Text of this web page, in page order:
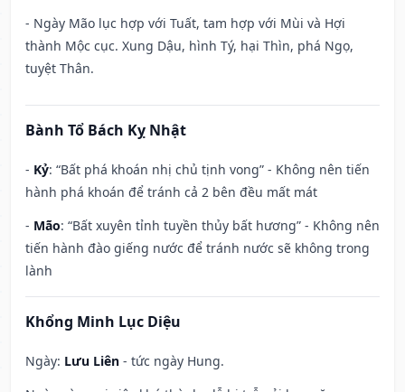
- Ngày Mão lục hợp với Tuất, tam hợp với Mùi và Hợi
thành Mộc cục. Xung Dậu, hình Tý, hại Thìn, phá Ngọ,
tuyệt Thân.
Bành Tổ Bách Kỵ Nhật
- Kỷ: “Bất phá khoán nhị chủ tịnh vong” - Không nên tiến
hành phá khoán để tránh cả 2 bên đều mất mát
- Mão: “Bất xuyên tỉnh tuyền thủy bất hương” - Không nên
tiến hành đào giếng nước để tránh nước sẽ không trong
lành
Khổng Minh Lục Diệu
Ngày: Lưu Liên - tức ngày Hung.